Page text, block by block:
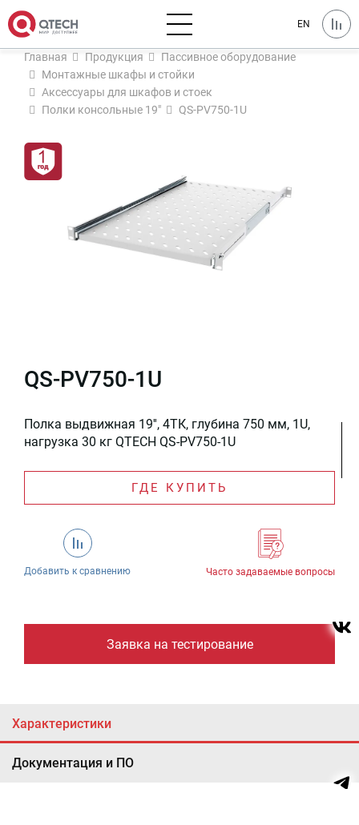
EN
Главная Продукция
Пассивное оборудование
Монтажные шкафы и стойки
Аксессуары для шкафов и стоек
Полки консольные 19"
QS-PV750-1U
QS-PV750-1U
Полка выдвижная 19'', 4ТК, глубина 750 мм, 1U,
нагрузка 30 кг QTECH QS-PV750-1U
ГДЕ КУПИТЬ
Добавить к сравнению Часто задаваемые вопросы
Заявка на тестирование
Характеристики
Документация и ПО